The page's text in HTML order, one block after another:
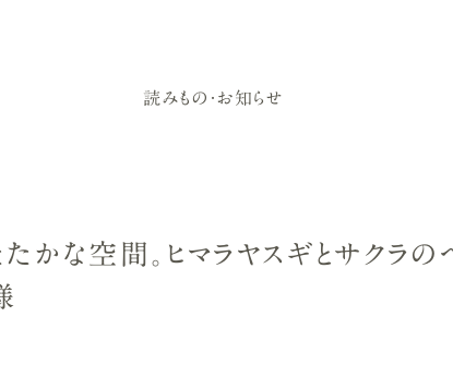
読みもの・お知らせ
かな空間。ヒマラヤスギとサクラ